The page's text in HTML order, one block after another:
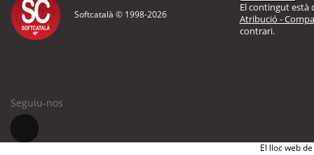
Softcatalà © 1998-2026
El contingut està
Atribució -
contrari.
Seguiu-nos
El lloc web